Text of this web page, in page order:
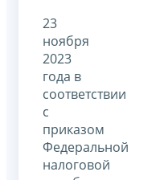
23
ноября
2023
года в
соответствии
с
приказом
Федеральной
налоговой